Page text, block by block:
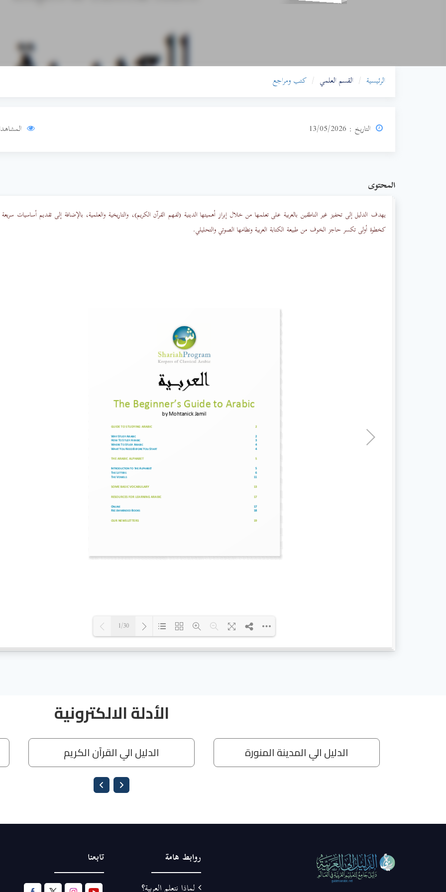
الرئيسية القسم العلمي كتب ومراجع
التاريخ : 13/05/2026
المحتوى
يهدف الدليل إلى تحفيز غير الناطقين بالعربية على تعلمها من خلال إبراز أهميتها الدينية (لفهم القرآن الكريم)، والتاريخية والعلمية، بالإضافة إلى تقديم أساسيات
كخطوة أولى تكسر حاجز الخوف من طبيعة الكتابة العربية ونظامها الصوتي والتحليلي.
1/30
روابط هامة
لماذا نتعلم العربية؟
تابعنا